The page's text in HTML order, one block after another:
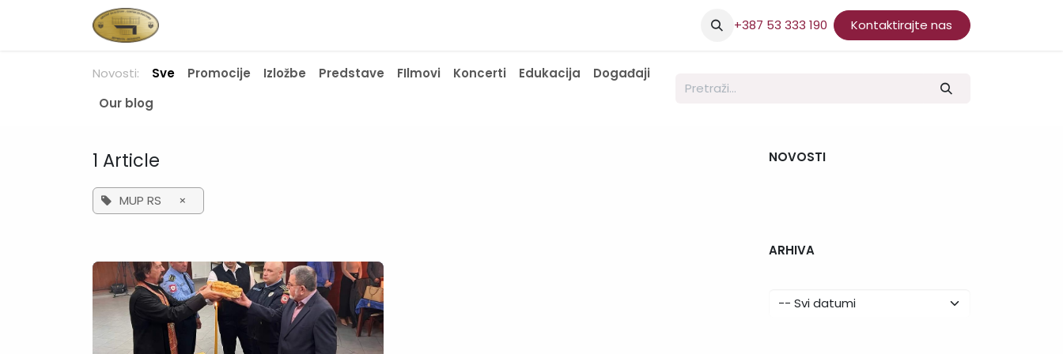
+387 53 333 190 Kontaktirajte nas
Novosti: Sve Promocije Izložbe Predstave FIlmovi Koncerti Edukacija
Događaji
Our blog
1 Article
MUP RS ×
NOVOSTI
ARHIVA